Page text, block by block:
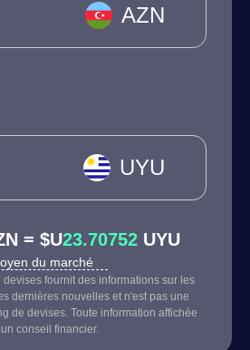
AZN
UYU
= $U23.70752 UYU
du marché
devises fournit des informations sur les
dernières nouvelles et n'est pas une
de devises. Toute information affichée
conseil financier.